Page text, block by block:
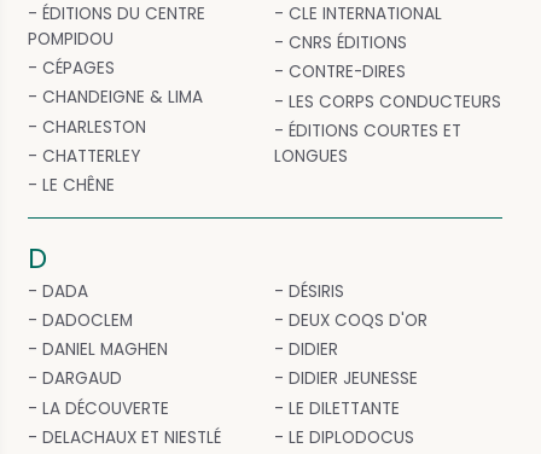
ÉDITIONS DU CENTRE
POMPIDOU
CÉPAGES
CHANDEIGNE & LIMA
CHARLESTON
CHATTERLEY
LE CHÊNE
CLE INTERNATIONAL
CNRS ÉDITIONS
CONTRE-DIRES
LES CORPS CONDUCTEURS
ÉDITIONS COURTES ET
LONGUES
D
DADA
DADOCLEM
DANIEL MAGHEN
DARGAUD
LA DÉCOUVERTE
DELACHAUX ET NIESTLÉ
DÉSIRIS
DEUX COQS D'OR
DIDIER
DIDIER JEUNESSE
LE DILETTANTE
LE DIPLODOCUS